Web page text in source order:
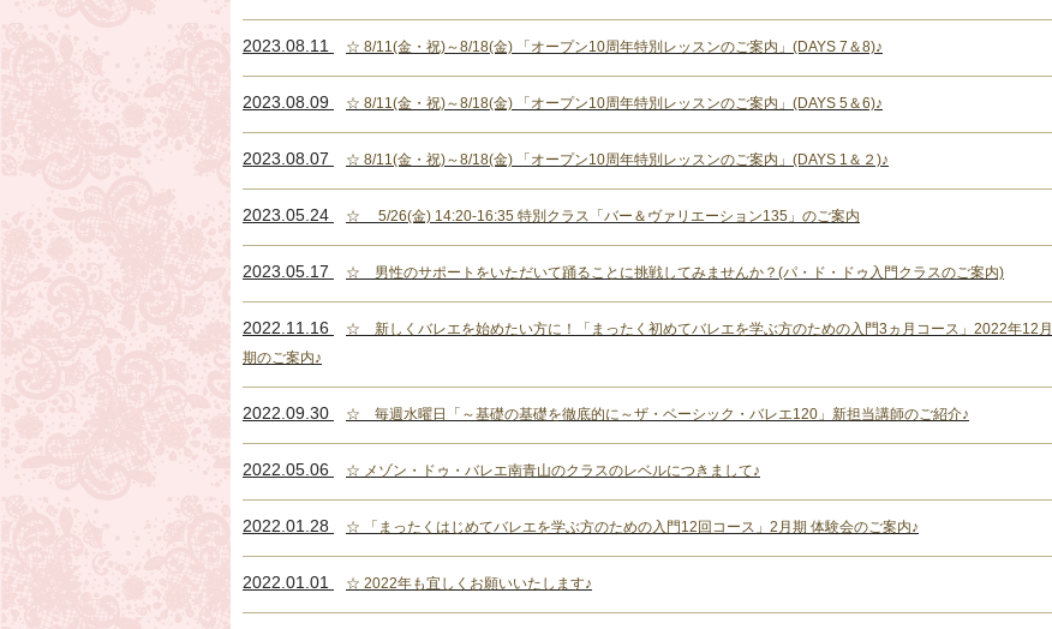
2023.08.11 ☆ 8/11(金・祝)～8/18(金) 「オープン10周年特別レッスンのご案内」(DAYS 7＆8)♪
2023.08.09 ☆ 8/11(金・祝)～8/18(金) 「オープン10周年特別レッスンのご案内」(DAYS 5＆6)♪
2023.08.07 ☆ 8/11(金・祝)～8/18(金) 「オープン10周年特別レッスンのご案内」(DAYS 1＆２)♪
2023.05.24 ☆ 5/26(金) 14:20-16:35 特別クラス「バー＆ヴァリエーション135」のご案内
2023.05.17 ☆ 男性のサポートをいただいて踊ることに挑戦してみませんか？(パ・ド・ドゥ入門クラスのご案内)
2022.11.16
☆ 新しくバレエを始めたい方に！「まったく初めてバレエを学ぶ方のための入門3ヵ月コース」2022年12月
期のご案内♪
2022.09.30 ☆ 毎週水曜日「～基礎の基礎を徹底的に～ザ・ベーシック・バレエ120」新担当講師のご紹介♪
2022.05.06 ☆ メゾン・ドゥ・バレエ南青山のクラスのレベルにつきまして♪
2022.01.28 ☆ 「まったくはじめてバレエを学ぶ方のための入門12回コース」2月期 体験会のご案内♪
2022.01.01 ☆ 2022年も宜しくお願いいたします♪